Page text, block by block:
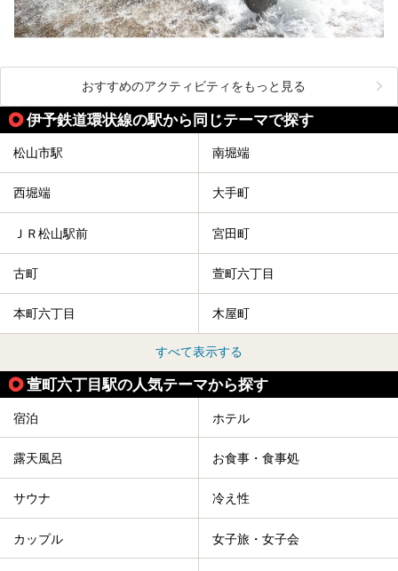
おすすめのアクティビティをもっと見る
伊予鉄道環状線の駅から同じテーマで探す
松山市駅 南堀端
西堀端 大手町
ＪＲ松山駅前 宮田町
古町 萱町六丁目
本町六丁目 木屋町
すべて表示する
萱町六丁目駅の人気テーマから探す
宿泊 ホテル
露天風呂 お食事・食事処
サウナ 冷え性
カップル 女子旅・女子会